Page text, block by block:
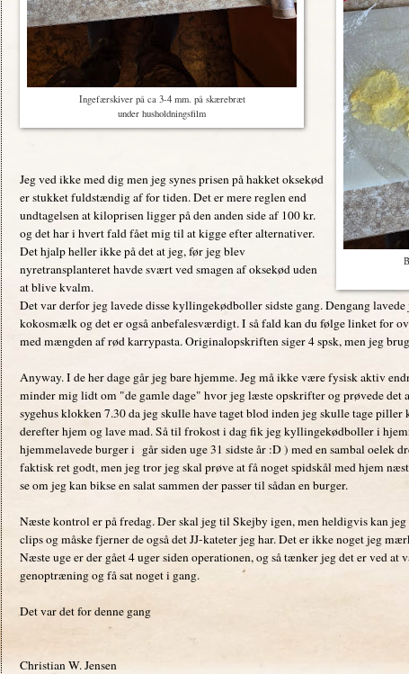
Ingefærskiver på ca 3-4 mm. på skærebræt
under husholdningsfilm
Jeg ved ikke med dig men jeg synes prisen på hakket oksekød
er stukket fuldstændig af for tiden. Det er mere reglen end
undtagelsen at kiloprisen ligger på den anden side af 100 kr.
og det har i hvert fald fået mig til at kigge efter alternativer.
Det hjalp heller ikke på det at jeg, før jeg blev
nyretransplanteret havde svært ved smagen af oksekød uden
at blive kvalm.
Det var derfor jeg lavede disse kyllingekødboller sidste gang. Dengang
kokosmælk og det er også anbefalesværdigt. I så fald kan du følge linket for
med mængden af rød karrypasta. Originalopskriften siger 4 spsk, men jeg
Anyway. I de her dage går jeg bare hjemme. Jeg må ikke være fysisk aktiv
minder mig lidt om "de gamle dage" hvor jeg læste opskrifter og prøvede det
sygehus klokken 7.30 da jeg skulle have taget blod inden jeg skulle tage
derefter hjem og lave mad. Så til frokost i dag fik jeg kyllingekødboller i
hjemmelavede burger i går siden uge 31 sidste år :D ) med en sambal oelek
faktisk ret godt, men jeg tror jeg skal prøve at få noget spidskål med hjem
se om jeg kan bikse en salat sammen der passer til sådan en burger.
Næste kontrol er på fredag. Der skal jeg til Skejby igen, men heldigvis kan
clips og måske fjerner de også det JJ-kateter jeg har. Det er ikke noget jeg
Næste uge er der gået 4 uger siden operationen, og så tænker jeg det er ved
genoptræning og få sat noget i gang.
Det var det for denne gang
Christian W. Jensen